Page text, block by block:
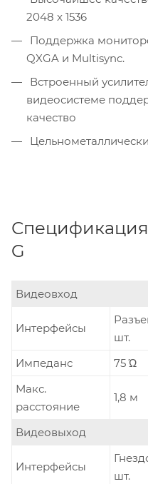
2048 x 1536
Поддержка
QXGA и Multisync.
Встроенный
видеосистеме
качество
Спецификация
G
Видеовход
Интерфейсы
шт.
Импеданс
75 Ώ
Макс.
расстояние
1,8 м
Видеовыход
Интерфейсы
шт.